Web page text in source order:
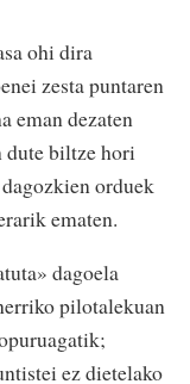
ohi dira
zesta puntaren
eman dezaten
dute biltze hori
orduek
ematen.
dagoela
pilotalekuan
ez dietelako